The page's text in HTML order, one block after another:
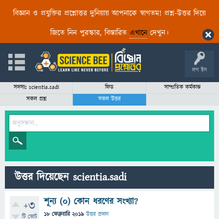
বিজ্ঞান ও প্রযুক্তির প্রশ্নোত্তর দুনিয়ায় আপনাকে স্বাগতম! প্রশ্ন-উত্তর দিয়ে
জিতে নিন পুরস্কার, বিস্তারিত এখানেদেখুন।
লগ ইন
সদস্যঃ scientia.sadi ফিড
সাম্প্রতিক কর্মকান্ড
সকল প্রশ্ন
সকল উত্তর
উত্তর দিয়েছেন scientia.sadi
+3
টি ভোট
শূন্য (০) কোন ধরণের সংখ্যা?
18 ফেব্রুয়ারি 2019 উত্তর প্রদান